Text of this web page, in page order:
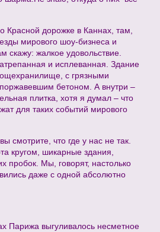
Красной дорожке в Каннах, там,
мирового шоу-бизнеса и
скажу: жалкое удовольствие.
и исплеванная. Здание
с грязными
бетоном. А внутри –
плитка, хотя я думал – что
для таких событий мирового
смотрите, что где у нас не так.
кругом, шикарные здания,
пробок. Мы, говорят, настолько
даже с одной абсолютно
Парижа выгуливалось несметное